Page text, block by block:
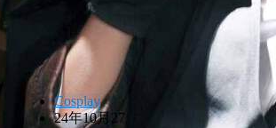
Cosplay
24年10月27